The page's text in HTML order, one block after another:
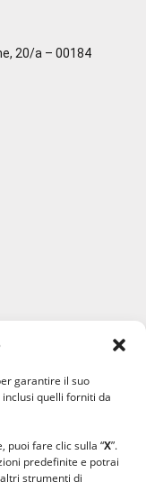
garantire il suo
quelli forniti da
puoi fare clic sulla “X”.
predefinite e potrai
strumenti di
20/a – 00184